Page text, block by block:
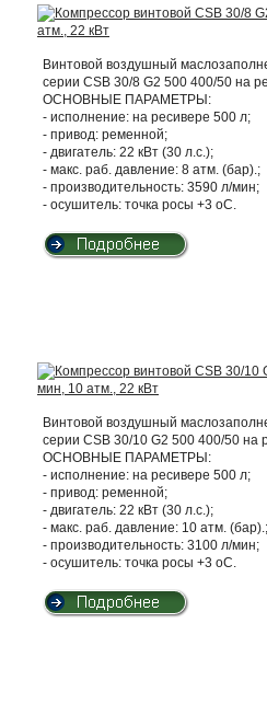
Винтовой воздушный
серии CSB 30/8 G2 500 400/50 на
ОСНОВНЫЕ ПАРАМЕТРЫ:
- исполнение: на ресивере 500 л;
- привод: ременной;
- двигатель: 22 кВт (30 л.с.);
- макс. раб. давление: 8 атм. (бар).;
- производительность: 3590 л/мин;
- осушитель: точка росы +3 оС.
Винтовой воздушный
серии CSB 30/10 G2 500 400/50
ОСНОВНЫЕ ПАРАМЕТРЫ:
- исполнение: на ресивере 500 л;
- привод: ременной;
- двигатель: 22 кВт (30 л.с.);
- макс. раб. давление: 10 атм. (бар).;
- производительность: 3100 л/мин;
- осушитель: точка росы +3 оС.